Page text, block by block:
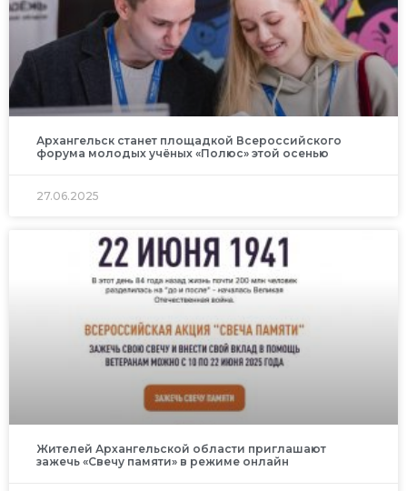
Архангельск станет площадкой Всероссийского
форума молодых учёных «Полюс» этой осенью
27.06.2025
Жителей Архангельской области приглашают
зажечь «Свечу памяти» в режиме онлайн